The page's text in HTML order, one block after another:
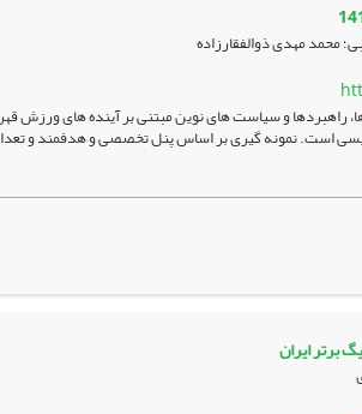
محمد مهدی ذوالفقارزاده
و سیاست های نوین مبتنی بر آینده های
است. نمونه گیری بر اساس پنل تخصصی و هدفمند و تعداد
برتر ایران